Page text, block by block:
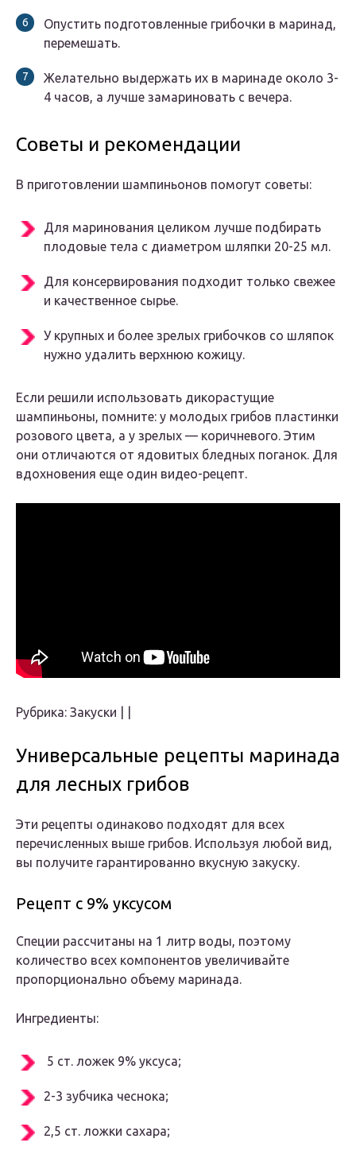
Опустить подготовленные грибочки в маринад,
перемешать.
Желательно выдержать их в маринаде около 3-
4 часов, а лучше замариновать с вечера.
Советы и рекомендации
В приготовлении шампиньонов помогут советы:
Для маринования целиком лучше подбирать
плодовые тела с диаметром шляпки 20-25 мл.
Для консервирования подходит только свежее
и качественное сырье.
У крупных и более зрелых грибочков со шляпок
нужно удалить верхнюю кожицу.
Если решили использовать дикорастущие
шампиньоны, помните: у молодых грибов пластинки
розового цвета, а у зрелых — коричневого. Этим
они отличаются от ядовитых бледных поганок. Для
вдохновения еще один видео-рецепт.
Рубрика: Закуски | |
Универсальные рецепты маринада
для лесных грибов
Эти рецепты одинаково подходят для всех
перечисленных выше грибов. Используя любой вид,
вы получите гарантированно вкусную закуску.
Рецепт с 9% уксусом
Специи рассчитаны на 1 литр воды, поэтому
количество всех компонентов увеличивайте
пропорционально объему маринада.
Ингредиенты:
5 ст. ложек 9% уксуса;
2-3 зубчика чеснока;
2,5 ст. ложки сахара;